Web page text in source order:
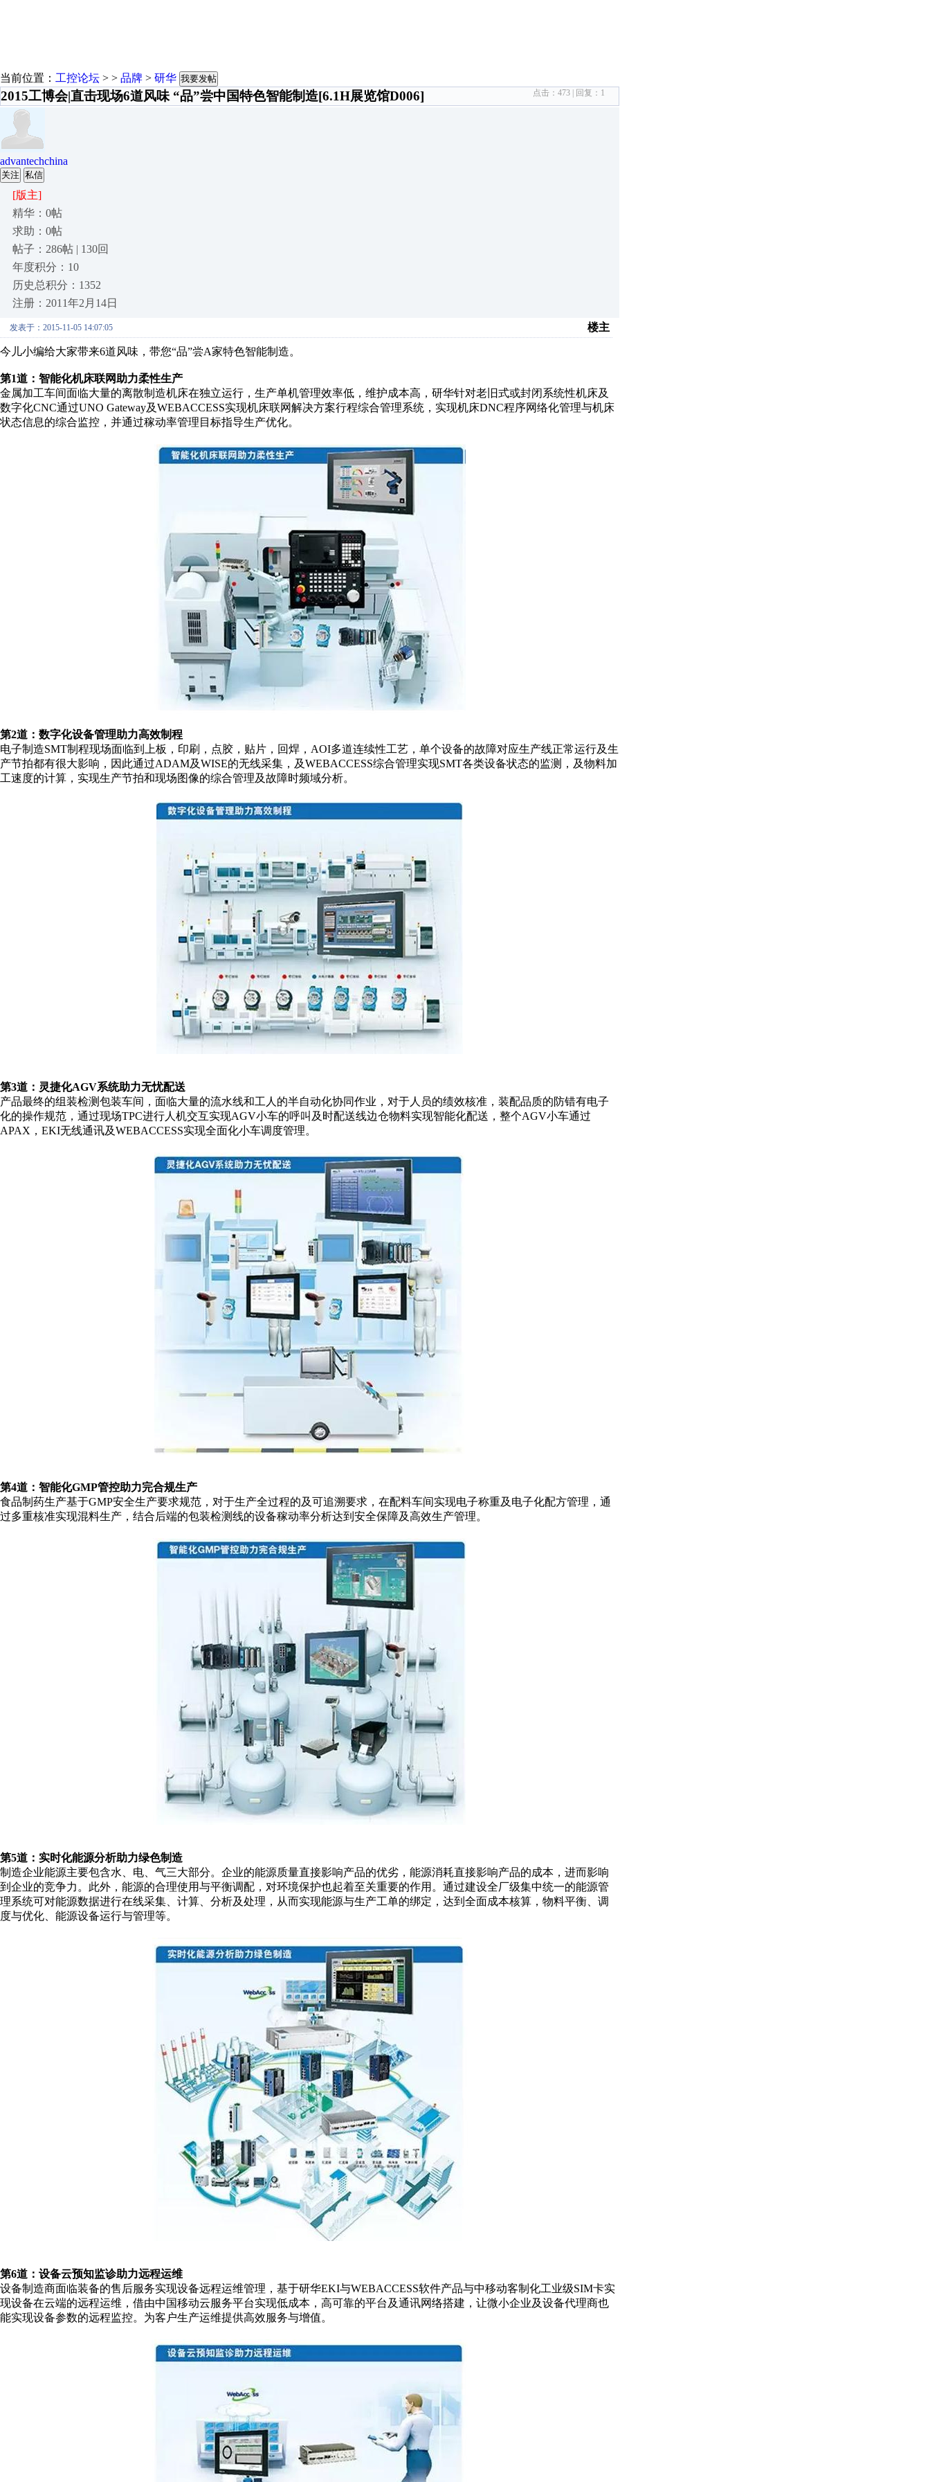
当前位置： 工控论坛 > > 品牌 > 研华 我要发帖
2015工博会|直击现场6道风味 “品”尝中国特色智能制造[6.1H展览馆D006] 点击： 473 | 回复： 1
advantechchina
关注 私信
[版主]
精华：0帖
求助：0帖
帖子：286帖 | 130回
年度积分：10
历史总积分：1352
注册：2011年2月14日
发表于：2015-11-05 14:07:05 楼主
今儿小编给大家带来6道风味，带您“品”尝A家特色智能制造。
第1道：智能化机床联网助力柔性生产
金属加工车间面临大量的离散制造机床在独立运行，生产单机管理效率低，维护成本高，研华针对老旧式或封闭系统性机床及
数字化CNC通过UNO Gateway及WEBACCESS实现机床联网解决方案行程综合管理系统，实现机床DNC程序网络化管理与机床
状态信息的综合监控，并通过稼动率管理目标指导生产优化。
第2道：数字化设备管理助力高效制程
电子制造SMT制程现场面临到上板，印刷，点胶，贴片，回焊，AOI多道连续性工艺，单个设备的故障对应生产线正常运行及生
产节拍都有很大影响，因此通过ADAM及WISE的无线采集，及WEBACCESS综合管理实现SMT各类设备状态的监测，及物料加
工速度的计算，实现生产节拍和现场图像的综合管理及故障时频域分析。
第3道：灵捷化AGV系统助力无忧配送
产品最终的组装检测包装车间，面临大量的流水线和工人的半自动化协同作业，对于人员的绩效核准，装配品质的防错有电子
化的操作规范，通过现场TPC进行人机交互实现AGV小车的呼叫及时配送线边仓物料实现智能化配送，整个AGV小车通过
APAX，EKI无线通讯及WEBACCESS实现全面化小车调度管理。
第4道：智能化GMP管控助力完合规生产
食品制药生产基于GMP安全生产要求规范，对于生产全过程的及可追溯要求，在配料车间实现电子称重及电子化配方管理，通
过多重核准实现混料生产，结合后端的包装检测线的设备稼动率分析达到安全保障及高效生产管理。
第5道：实时化能源分析助力绿色制造
制造企业能源主要包含水、电、气三大部分。企业的能源质量直接影响产品的优劣，能源消耗直接影响产品的成本，进而影响
到企业的竞争力。此外，能源的合理使用与平衡调配，对环境保护也起着至关重要的作用。通过建设全厂级集中统一的能源管
理系统可对能源数据进行在线采集、计算、分析及处理，从而实现能源与生产工单的绑定，达到全面成本核算，物料平衡、调
度与优化、能源设备运行与管理等。
第6道：设备云预知监诊助力远程运维
设备制造商面临装备的售后服务实现设备远程运维管理，基于研华EKI与WEBACCESS软件产品与中移动客制化工业级SIM卡实
现设备在云端的远程运维，借由中国移动云服务平台实现低成本，高可靠的平台及通讯网络搭建，让微小企业及设备代理商也
能实现设备参数的远程监控。为客户生产运维提供高效服务与增值。